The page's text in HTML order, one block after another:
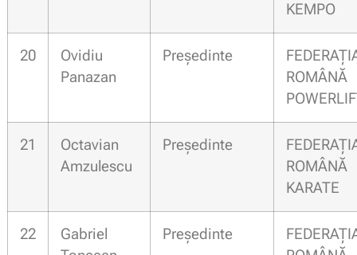
KEMPO
20
Ovidiu
Panazan
Președinte
21
Octavian
Amzulescu
Președinte
KARATE
22
Gabriel
Președinte